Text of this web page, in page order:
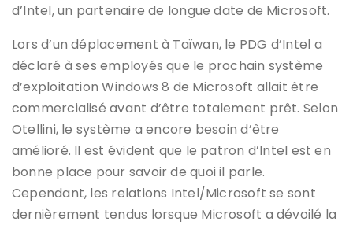
d’Intel, un partenaire de longue date de Microsoft.
Lors d’un déplacement à Taïwan, le PDG d’Intel a
déclaré à ses employés que le prochain système
d’exploitation Windows 8 de Microsoft allait être
commercialisé avant d’être totalement prêt. Selon
Otellini, le système a encore besoin d’être
amélioré. Il est évident que le patron d’Intel est en
bonne place pour savoir de quoi il parle.
Cependant, les relations Intel/Microsoft se sont
dernièrement tendus lorsque Microsoft a dévoilé la